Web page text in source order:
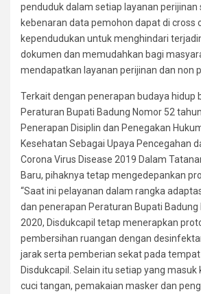
penduduk dalam setiap layanan perijinan
kebenaran data pemohon dapat di cross
kependudukan untuk menghindari
dokumen dan memudahkan bagi
mendapatkan layanan perijinan dan non
Terkait dengan penerapan budaya hidup
Peraturan Bupati Badung Nomor 52
Penerapan Disiplin dan Penegakan
Kesehatan Sebagai Upaya Pencegahan
Corona Virus Disease 2019 Dalam
Baru, pihaknya tetap mengedepankan
“Saat ini pelayanan dalam rangka
dan penerapan Peraturan Bupati Badung
2020, Disdukcapil tetap menerapkan
pembersihan ruangan dengan
jarak serta pemberian sekat pada
Disdukcapil. Selain itu setiap yang masuk
cuci tangan, pemakaian masker dan